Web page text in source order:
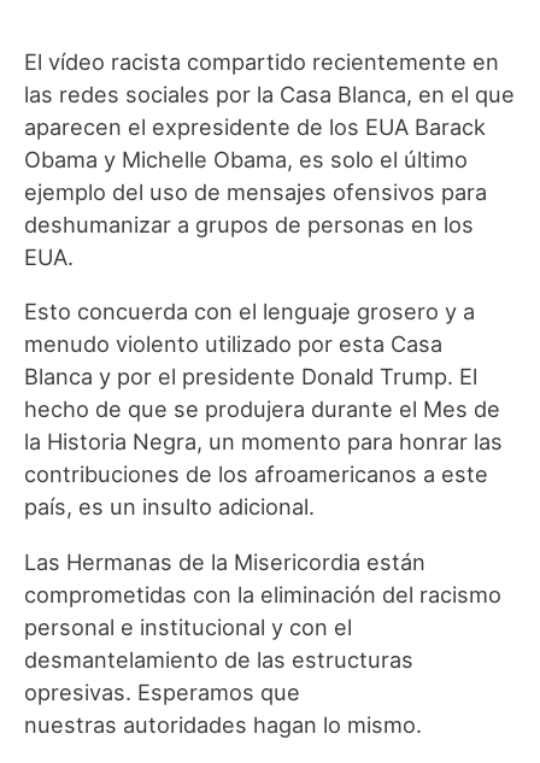
El vídeo racista compartido recientemente en
las redes sociales por la Casa Blanca, en el que
aparecen el expresidente de los EUA Barack
Obama y Michelle Obama, es solo el último
ejemplo del uso de mensajes ofensivos para
deshumanizar a grupos de personas en los
EUA.
Esto concuerda con el lenguaje grosero y a
menudo violento utilizado por esta Casa
Blanca y por el presidente Donald Trump. El
hecho de que se produjera durante el Mes de
la Historia Negra, un momento para honrar las
contribuciones de los afroamericanos a este
país, es un insulto adicional.
Las Hermanas de la Misericordia están
comprometidas con la eliminación del racismo
personal e institucional y con el
desmantelamiento de las estructuras
opresivas. Esperamos que
nuestras autoridades hagan lo mismo.